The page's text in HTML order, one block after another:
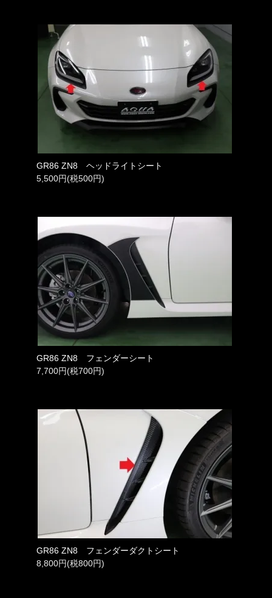
GR86 ZN8 ヘッドライトシート
5,500円(税500円)
GR86 ZN8 フェンダーシート
7,700円(税700円)
GR86 ZN8 フェンダーダクトシート
8,800円(税800円)